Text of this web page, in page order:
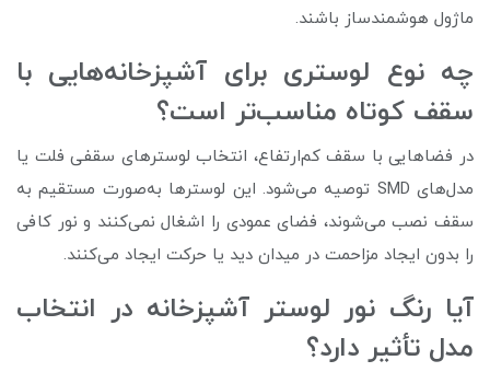
ماژول هوشمندساز باشند.
چه نوع لوستری برای آشپزخانه‌هایی با
سقف کوتاه مناسب‌تر است؟
در فضاهایی با سقف کم‌ارتفاع، انتخاب لوسترهای سقفی فلت یا
مدل‌های SMD توصیه می‌شود. این لوسترها به‌صورت مستقیم به
سقف نصب می‌شوند، فضای عمودی را اشغال نمی‌کنند و نور کافی
را بدون ایجاد مزاحمت در میدان دید یا حرکت ایجاد می‌کنند.
آیا رنگ نور لوستر آشپزخانه در انتخاب
مدل تأثیر دارد؟